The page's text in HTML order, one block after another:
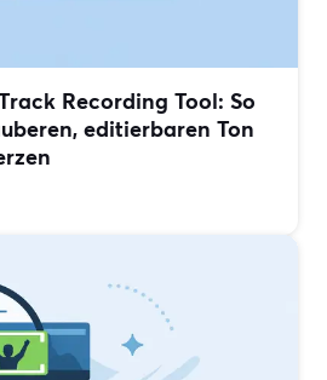
Recording Tool: So
editierbaren Ton